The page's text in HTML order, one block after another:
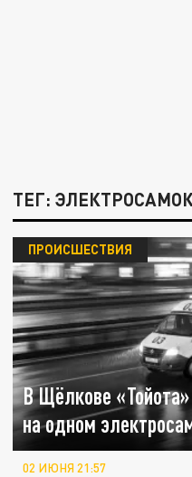
ТЕГ:
В Щёлкове
на одном
ПРОИСШЕСТВИЯ
02 ИЮНЯ 21:57